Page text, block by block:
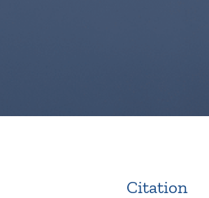
Citation